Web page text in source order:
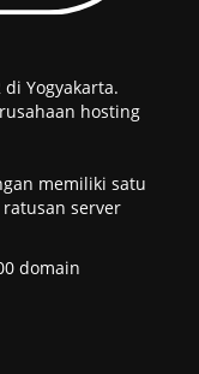
Yogyakarta.
hosting
memiliki satu
server
domain